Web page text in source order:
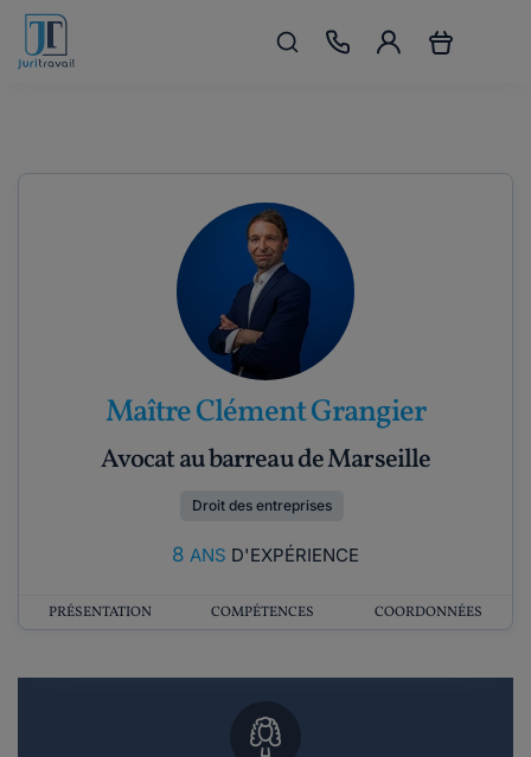
Maître Clément Grangier
Avocat au barreau de Marseille
Droit des entreprises
8 ANS D'EXPÉRIENCE
PRÉSENTATION COMPÉTENCES COORDONNÉES